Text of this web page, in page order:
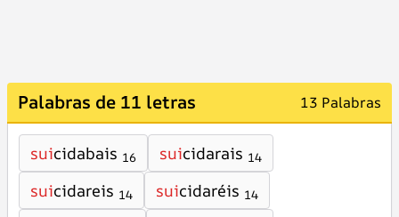
Palabras de 11 letras 13 Palabras
suicidabais 16 suicidarais 14
suicidareis 14 suicidaréis 14